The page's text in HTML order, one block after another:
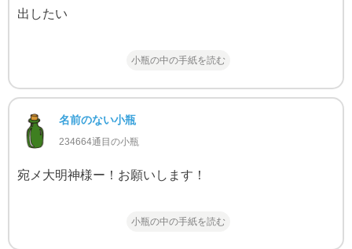
出したい
小瓶の中の手紙を読む
名前のない小瓶
234664通目の小瓶
宛メ大明神様ー！お願いします！
小瓶の中の手紙を読む